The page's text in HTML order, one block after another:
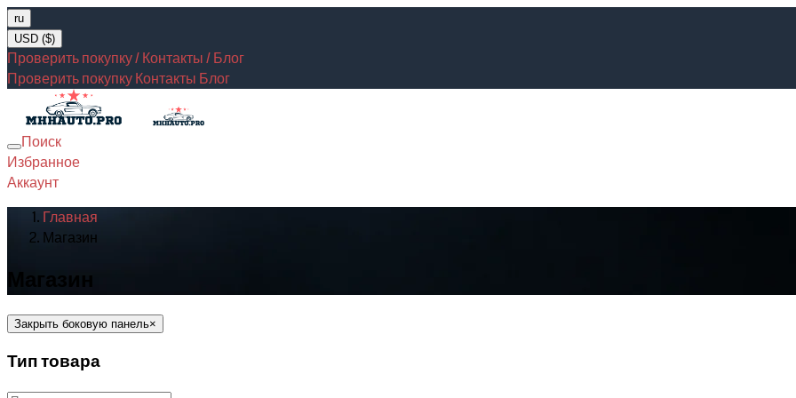
ru
USD ($)
Проверить покупку / Контакты / Блог
Проверить покупкуКонтакты Блог
Toggle
navigation
Поиск
Избранное
Аккаунт
Главная
Магазин
Магазин
Закрыть боковую панель×
Тип товара